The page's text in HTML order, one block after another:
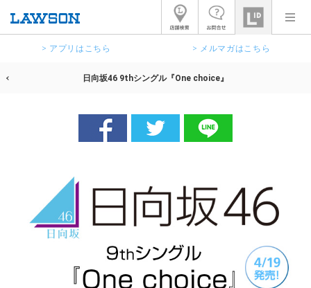
> アプリはこちら > メルマガはこちら
日向坂46 9thシングル『One choice』